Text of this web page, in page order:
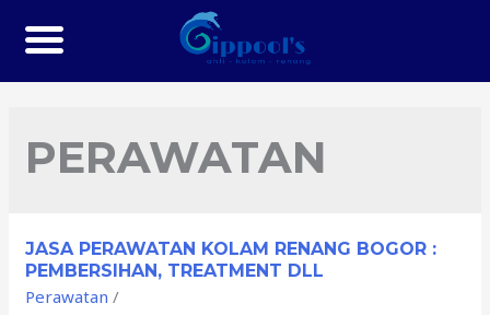
PERAWATAN
JASA PERAWATAN KOLAM RENANG BOGOR :
PEMBERSIHAN, TREATMENT DLL
Perawatan /